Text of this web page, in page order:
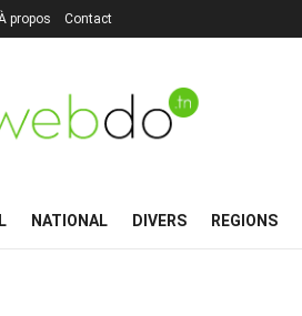
propos Contact
NATIONAL DIVERS REGIONS